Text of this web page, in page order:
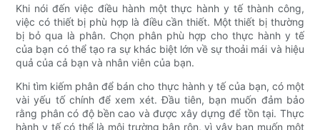
Khi nói đến việc điều hành một thực hành y tế thành công,
việc có thiết bị phù hợp là điều cần thiết. Một thiết bị thường
bị bỏ qua là phân. Chọn phân phù hợp cho thực hành y tế
của bạn có thể tạo ra sự khác biệt lớn về sự thoải mái và hiệu
quả của cả bạn và nhân viên của bạn.
Khi tìm kiếm phân để bán cho thực hành y tế của bạn, có một
vài yếu tố chính để xem xét. Đầu tiên, bạn muốn đảm bảo
rằng phân có độ bền cao và được xây dựng để tồn tại. Thực
hành y tế có thể là môi trường bận rộn, vì vậy bạn muốn một